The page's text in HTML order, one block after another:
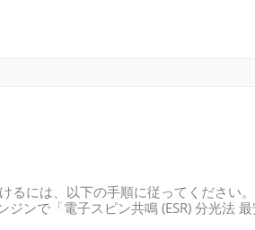
るには、以下の手順に従ってくださ
ンで「電子スピン共鳴 (ESR) 分光法